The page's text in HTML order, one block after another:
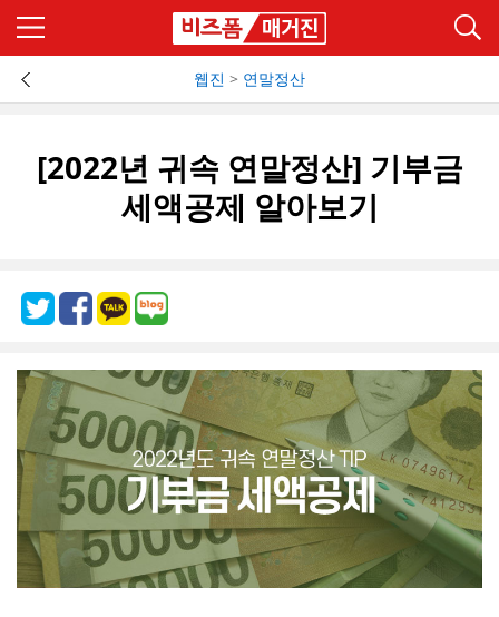
웹진 > 연말정산
[2022년 귀속 연말정산] 기부금
세액공제 알아보기